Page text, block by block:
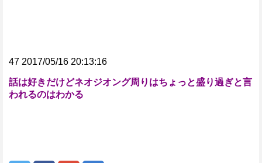
47 2017/05/16 20:13:16
話は好きだけどネオジオング周りはちょっと盛り過ぎと言
われるのはわかる